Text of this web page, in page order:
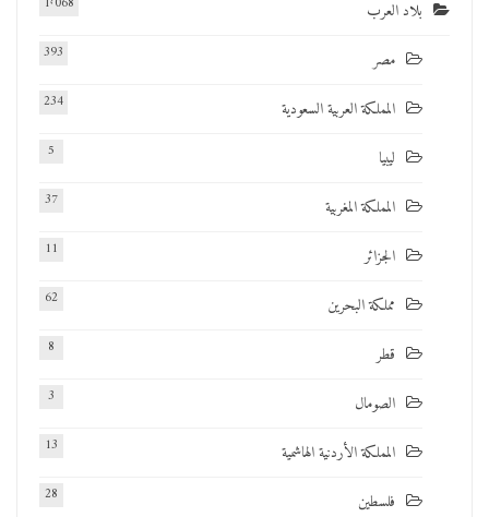
بلاد العرب
مصر 393
المملكة العربية السعودية 234
ليبيا 5
المملكة المغربية 37
الجزائر 11
مملكة البحرين 62
قطر 8
الصومال 3
المملكة الأردنية الهاشمية 13
فلسطين 28